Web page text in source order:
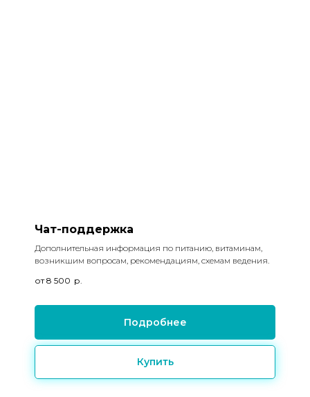
Чат-поддержка
Дополнительная информация по питанию, витаминам,
возникшим вопросам, рекомендациям, схемам ведения.
от 8 500 р.
Подробнее
Купить